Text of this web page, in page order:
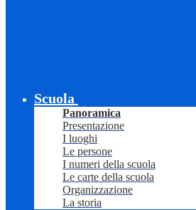
Scuola
Panoramica
Presentazione
I luoghi
Le persone
I numeri della scuola
Le carte della scuola
Organizzazione
La storia